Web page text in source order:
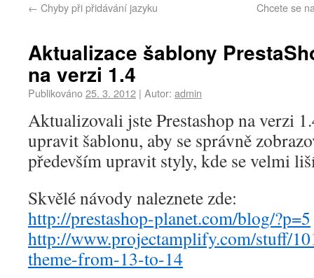
← Chyby při přidávání jazyku Chcete se
Aktualizace šablony
na verzi 1.4
Publikováno25. 3. 2012 | Autor: admin
Aktualizovali jste Prestashop na verzi
upravit šablonu, aby se správně
především upravit styly, kde se velmi
Skvělé návody naleznete zde:
http://prestashop-planet.com/blog/?p=5
http://www.projectamplify.com/stuff/
theme-from-13-to-14